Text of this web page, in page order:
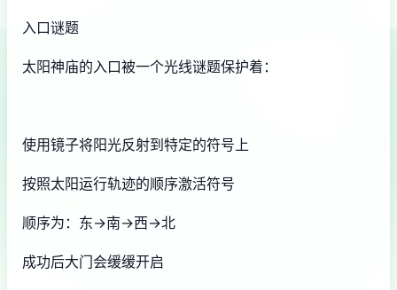
入口谜题
太阳神庙的入口被一个光线谜题保护着：
使用镜子将阳光反射到特定的符号上
按照太阳运行轨迹的顺序激活符号
顺序为：东→南→西→北
成功后大门会缓缓开启